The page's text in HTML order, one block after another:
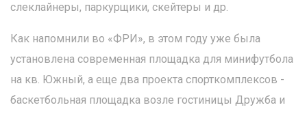
слеклайнеры, паркурщики, скейтеры и др.
Как напомнили во «ФРИ», в этом году уже была
установлена современная площадка для минифутбола
на кв. Южный, а еще два проекта спорткомплексов -
баскетбольная площадка возле гостиницы Дружба и